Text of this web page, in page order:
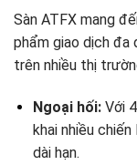
Sàn ATFX mang
phẩm giao dịch đa
trên nhiều thị
Ngoại hối:Với
khai nhiều
dài hạn.